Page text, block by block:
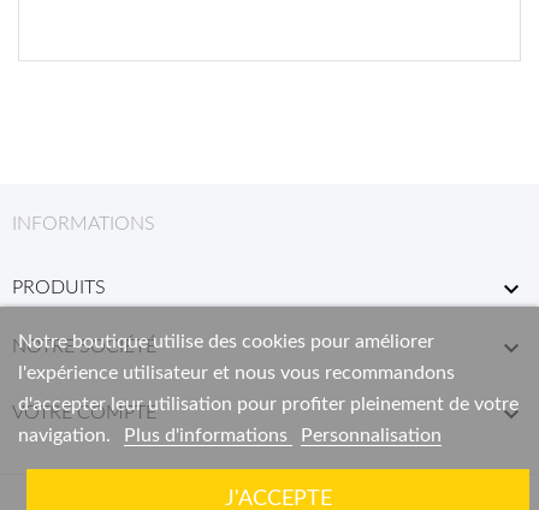
Notre boutique utilise des cookies pour améliorer
l'expérience utilisateur et nous vous recommandons
d'accepter leur utilisation pour profiter pleinement de votre
navigation.
Plus d'informations Personnalisation
J'ACCEPTE
INFORMATIONS
PRODUITS 
NOTRE SOCIÉTÉ 
VOTRE COMPTE 